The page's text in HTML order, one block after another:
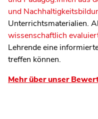
und
Unterrichtsmaterialien.
wissenschaftlich
Lehrende eine
treffen können.
Mehr über unser